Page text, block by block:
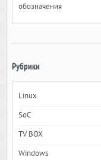
обозначения
Рубрики
Linux
SoC
TV BOX
Windows